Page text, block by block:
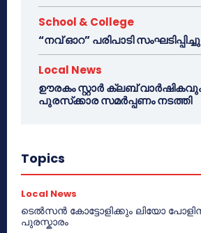
School & College
“നവ് ഓറ” പരിപാടി സംഘടിപ്പിച്ചു
Local News
ഊരകം സ്റ്റാർ ക്ലബ്
പുരസ്‌ക്കാര സമർപ്പണം നടത്തി
Topics
Local News
ടെൽസൻ കോട്ടോളിക്കും ലിയോ
പുരസ്കാരം